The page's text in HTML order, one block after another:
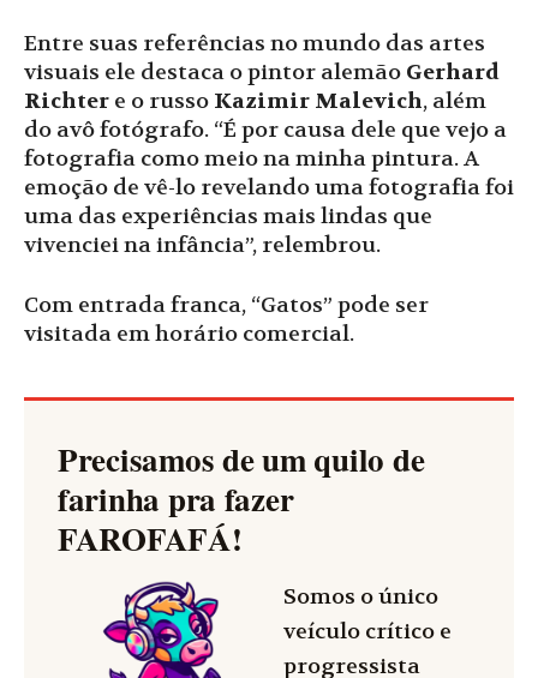
Entre suas referências no mundo das artes
visuais ele destaca o pintor alemão Gerhard
Richter e o russo Kazimir Malevich, além
do avô fotógrafo. “É por causa dele que vejo a
fotografia como meio na minha pintura. A
emoção de vê-lo revelando uma fotografia foi
uma das experiências mais lindas que
vivenciei na infância”, relembrou.
Com entrada franca, “Gatos” pode ser
visitada em horário comercial.
Precisamos de um quilo de
farinha pra fazer
FAROFAFÁ!
Somos o único
veículo crítico e
progressista